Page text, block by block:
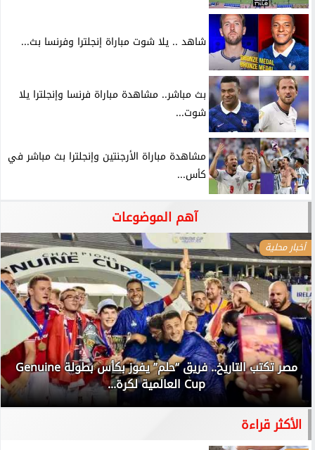
شاهد .. يلا شوت مباراة إنجلترا وفرنسا بث...
بث مباشر.. مشاهدة مباراة فرنسا وإنجلترا يلا
شوت...
مشاهدة مباراة الأرجنتين وإنجلترا بث مباشر في
كأس...
آهم الموضوعات
أخبار محلية
مصر تكتب التاريخ.. فريق “حلم” يفوز بكأس بطولة Genuine
Cup العالمية لكرة...
الأكثر قراءة